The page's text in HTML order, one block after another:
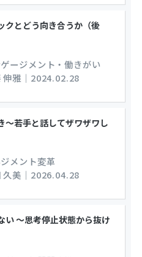
クとどう向き合うか（後
ージメント・働きがい
伸雅 ｜ 2024.02.28
～若手と話してザワザワし
メント変革
久美 ｜ 2026.04.28
い ～思考停止状態から抜け